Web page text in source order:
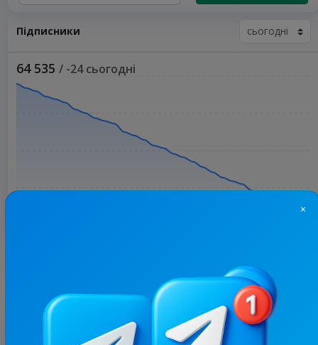
Підписники
64 535 / -24 сьогодні
З цим каналом часто купують
×